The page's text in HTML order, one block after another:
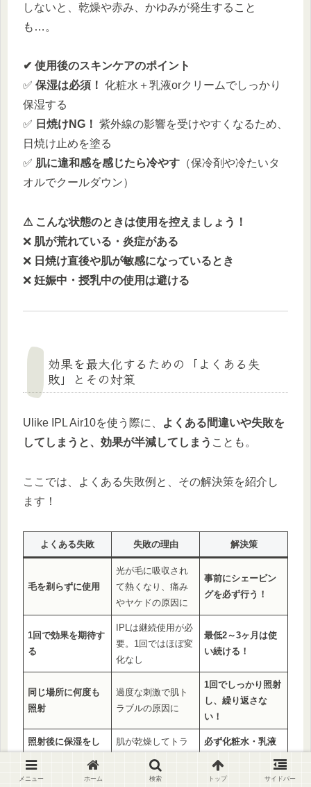
しないと、乾燥や赤み、かゆみが発生すること
も…。
✔ 使用後のスキンケアのポイント
✅ 保湿は必須！ 化粧水＋乳液orクリームでしっかり
保湿する
✅ 日焼けNG！ 紫外線の影響を受けやすくなるため、
日焼け止めを塗る
✅ 肌に違和感を感じたら冷やす （保冷剤や冷たいタ
オルでクールダウン）
⚠ こんな状態のときは使用を控えましょう！
❌ 肌が荒れている・炎症がある
❌ 日焼け直後や肌が敏感になっているとき
❌ 妊娠中・授乳中の使用は避ける
効果を最大化するための「よくある失
敗」とその対策
Ulike IPL Air10を使う際に、
よくある間違いや失敗を
してしまうと、効果が半減してしまう ことも。
ここでは、よくある失敗例と、その解決策を紹介し
ます！
よくある失敗 失敗の理由 解決策
毛を剃らずに使用
光が毛に吸収され
て熱くなり、痛み
やヤケドの原因に
事前にシェービン
グを必ず行う！
1回で効果を期待す
る
IPLは継続使用が必
要。1回ではほぼ変
化なし
最低2～3ヶ月は使
い続ける！
同じ場所に何度も
照射
過度な刺激で肌ト
ラブルの原因に
1回でしっかり照射
し、繰り返さな
い！
照射後に保湿をし
肌が乾燥してトラ
ブルの原因に
必ず化粧水・乳液
メニュー ホーム 検索 トップ サイドバー